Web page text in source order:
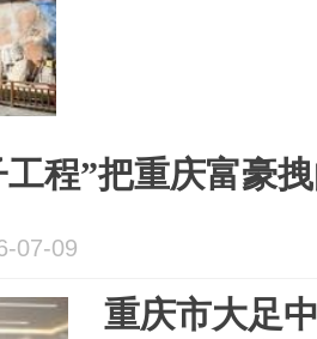
工程”把重庆富豪
07-09
重庆市大足